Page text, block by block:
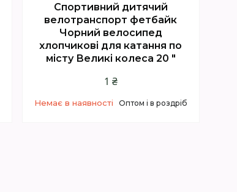
Спортивний дитячий
велотранспорт фетбайк
Чорний велосипед
хлопчикові для катання по
місту Великі колеса 20 "
1 ₴
Немає в наявності Оптом і в роздріб